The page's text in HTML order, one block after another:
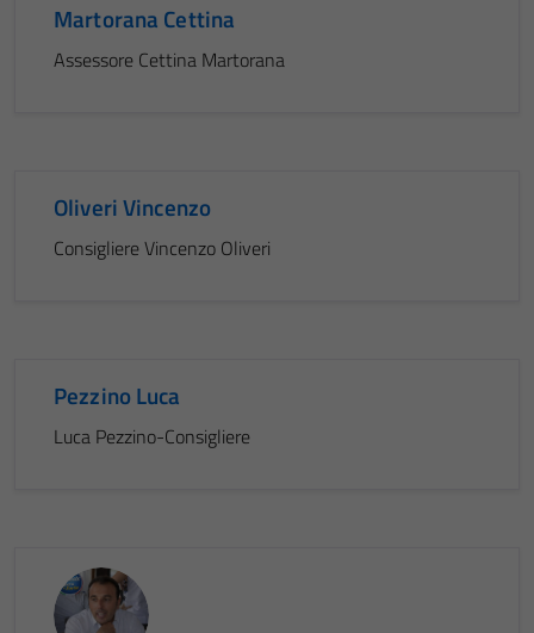
Martorana Cettina
Assessore Cettina Martorana
Oliveri Vincenzo
Consigliere Vincenzo Oliveri
Pezzino Luca
Luca Pezzino-Consigliere